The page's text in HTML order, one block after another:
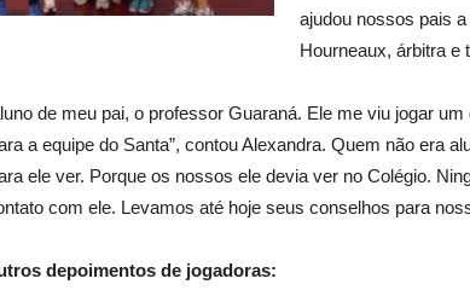
ajudou nossos pais
Hourneaux, árbitra e
de meu pai, o professor Guaraná. Ele me viu jogar
a equipe do Santa”, contou Alexandra. Quem não era
ele ver. Porque os nossos ele devia ver no Colégio.
com ele. Levamos até hoje seus conselhos para
depoimentos de jogadoras: